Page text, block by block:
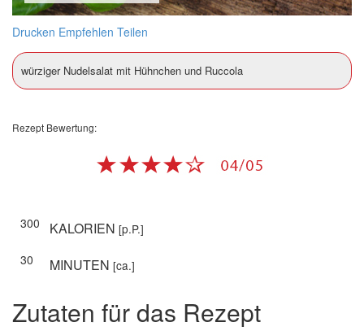
Drucken Empfehlen Teilen
würziger Nudelsalat mit Hühnchen und Ruccola
Rezept Bewertung:
300 KALORIEN [p.P.]
30
MINUTEN [ca.]
Zutaten für das Rezept